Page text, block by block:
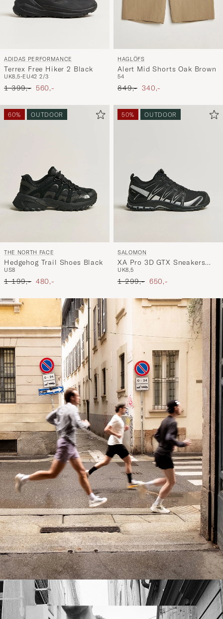
ADIDAS PERFORMANCE
Terrex Free Hiker 2 Black
UK8,5-EU42 2/3
Ordinary pris
1 399,- Nedsat pris
560,-
HAGLÖFS
Alert Mid Shorts Oak Brown
54
Ordinary pris
849,- Nedsat pris
340,-
60% OUTDOOR
THE NORTH FACE
Hedgehog Trail Shoes Black
US8
Ordinary pris
1 199,- Nedsat pris
480,-
50% OUTDOOR
SALOMON
XA Pro 3D GTX Sneakers
Black
UK8,5
Ordinary pris
1 299,- Nedsat pris
650,-